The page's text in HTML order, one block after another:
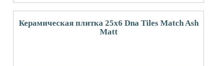
Керамическая плитка 25x6 Dna Tiles Match Ash
Matt